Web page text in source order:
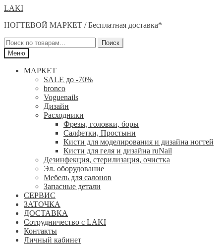
Перейти
навигации
Перейти
содержимому
LAKI
НОГТЕВОЙ МАРКЕТ / Бесплатная доставка*
Искать:
Поиск
Меню
МАРКЕТ
SALE до -70%
bronco
Voguenails
Дизайн
Расходники
Фрезы, головки, боры
Салфетки, Простыни
Кисти для моделирования и дизайна ногтей
Кисти для геля и дизайна ruNail
Дезинфекция, стерилизация, очистка
Эл. оборудование
Мебель для салонов
Запасные детали
СЕРВИС
ЗАТОЧКА
ДОСТАВКА
Сотрудничество с LAKI
Контакты
Личный кабинет